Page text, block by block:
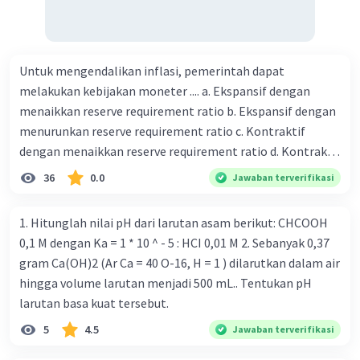
Untuk mengendalikan inflasi, pemerintah dapat
melakukan kebijakan moneter .... a. Ekspansif dengan
menaikkan reserve requirement ratio b. Ekspansif dengan
menurunkan reserve requirement ratio c. Kontraktif
dengan menaikkan reserve requirement ratio d. Kontraktif
dengan menurunkan reserve requirement ratio e.
Ekspansif dengan menaikkan tingkat diskonto Bila Bank
ceteris paribus maka .... a. Menimbulkan inflasi di mana
bentuk kurva jumlah uang beredar (penawaran uang) naik
dari kiri bawah ke kanan atas b. Menimbulkan deflasi di
mana bentuk kurva jumlah uang beredar (penawaran
uang) naik dari kiri bawah ke kanan atas c. Tingkat bunga
meningkat di mana bentuk kurva jumlah uang beredar
36 0.0 Jawaban terverifikasi
1. Hitunglah nilai pH dari larutan asam berikut: CHCOOH
0,1 M dengan Ka = 1 * 10 ^ - 5 : HCI 0,01 M 2. Sebanyak 0,37
gram Ca(OH)2 (Ar Ca = 40 O-16, H = 1 ) dilarutkan dalam air
hingga volume larutan menjadi 500 mL.. Tentukan pH
larutan basa kuat tersebut.
5 4.5 Jawaban terverifikasi